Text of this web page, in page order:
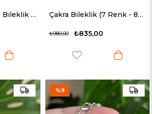
Çakra Doğal Taşlı Bileklik (7 Çakra Taşı ve Siyah Turmalin - 8mm) Çakra Bileklik (7 Renk - 8mm)
₺835,00
₺980,00
%9